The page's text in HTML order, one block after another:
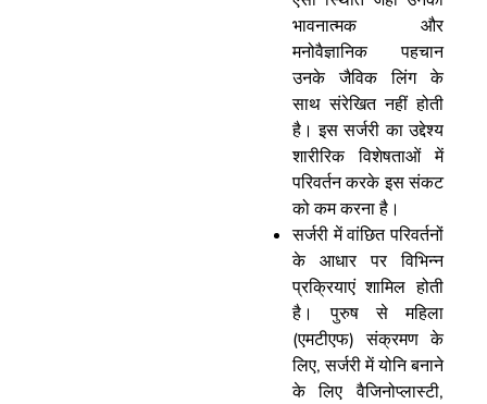
भावनात्मक और
मनोवैज्ञानिक पहचान
उनके जैविक लिंग के
साथ संरेखित नहीं होती
है। इस सर्जरी का उद्देश्य
शारीरिक विशेषताओं में
परिवर्तन करके इस संकट
को कम करना है।
सर्जरी में वांछित परिवर्तनों
के आधार पर विभिन्न
प्रक्रियाएं शामिल होती
है। पुरुष से महिला
(एमटीएफ) संक्रमण के
लिए, सर्जरी में योनि बनाने
के लिए वैजिनोप्लास्टी,